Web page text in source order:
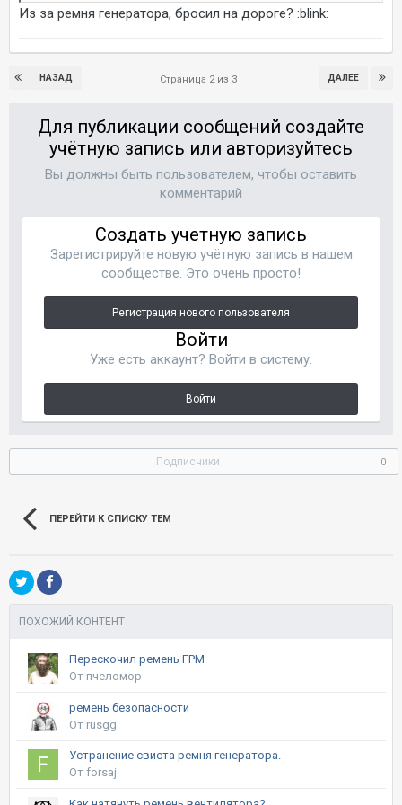
Из за ремня генератора, бросил на дороге? :blink:
НАЗАД ДАЛЕЕ
Страница 2 из 3
Для публикации сообщений создайте
учётную запись или авторизуйтесь
Вы должны быть пользователем, чтобы оставить
комментарий
Создать учетную запись
Зарегистрируйте новую учётную запись в нашем
сообществе. Это очень просто!
Регистрация нового пользователя
Войти
Уже есть аккаунт? Войти в систему.
Войти
Подписчики 0
ПЕРЕЙТИ К СПИСКУ ТЕМ
ПОХОЖИЙ КОНТЕНТ
Перескочил ремень ГРМ
От пчеломор
ремень безопасности
От rusgg
Устранение свиста ремня генератора.
От forsaj